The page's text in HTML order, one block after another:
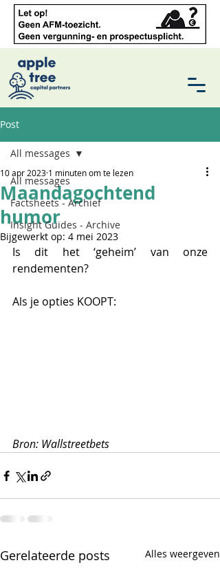
Post
All messages
Factsheets - Archief
Insight Guides - Archive
All messages
Maandagochtend
humor
10 apr 2023 1 minuten om te lezen
Bijgewerkt op: 4 mei 2023
Is dit het ‘geheim’ van onze
rendementen?
Als je opties KOOPT:
Bron: Wallstreetbets
Gerelateerde posts Alles weergeven